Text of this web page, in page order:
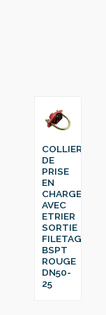
COLLIER
DE
PRISE
EN
CHARGE
AVEC
ETRIER
SORTIE
FILETAGE
BSPT
ROUGE
DN50-
25